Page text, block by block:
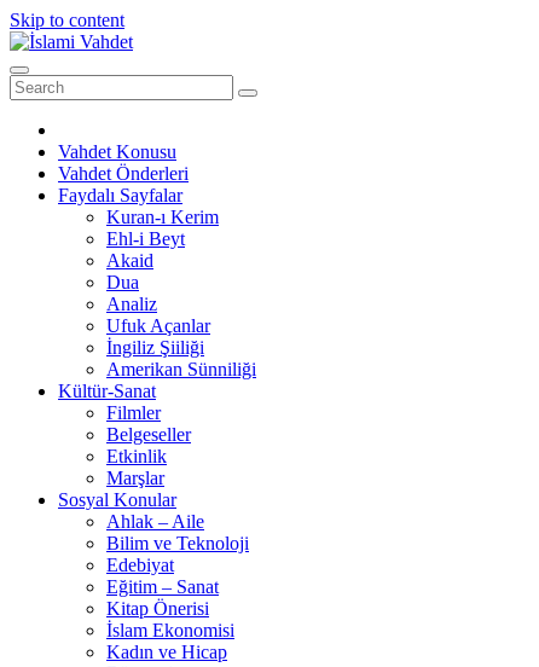
Skip to content
Vahdet Konusu
Vahdet Önderleri
Faydalı Sayfalar
Kuran-ı Kerim
Ehl-i Beyt
Akaid
Dua
Analiz
Ufuk Açanlar
İngiliz Şiiliği
Amerikan Sünniliği
Kültür-Sanat
Filmler
Belgeseller
Etkinlik
Marşlar
Sosyal Konular
Ahlak – Aile
Bilim ve Teknoloji
Edebiyat
Eğitim – Sanat
Kitap Önerisi
İslam Ekonomisi
Kadın ve Hicap